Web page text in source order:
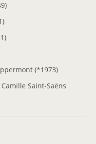
(*1973)
Camille Saint-Saëns